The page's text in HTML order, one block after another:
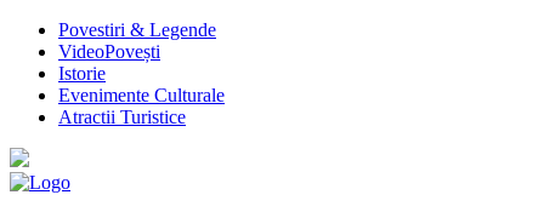
Povestiri & Legende
VideoPovești
Istorie
Evenimente Culturale
Atractii Turistice